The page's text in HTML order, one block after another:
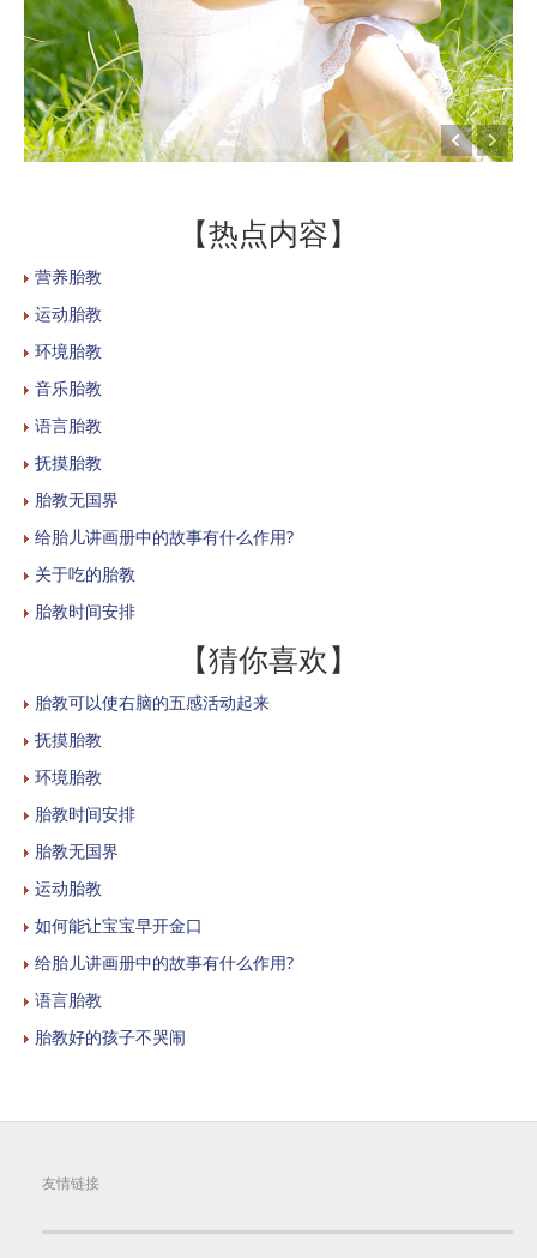
【热点内容】
营养胎教
运动胎教
环境胎教
音乐胎教
语言胎教
抚摸胎教
胎教无国界
给胎儿讲画册中的故事有什么作用?
关于吃的胎教
胎教时间安排
【猜你喜欢】
胎教可以使右脑的五感活动起来
抚摸胎教
环境胎教
胎教时间安排
胎教无国界
运动胎教
如何能让宝宝早开金口
给胎儿讲画册中的故事有什么作用?
语言胎教
胎教好的孩子不哭闹
友情链接